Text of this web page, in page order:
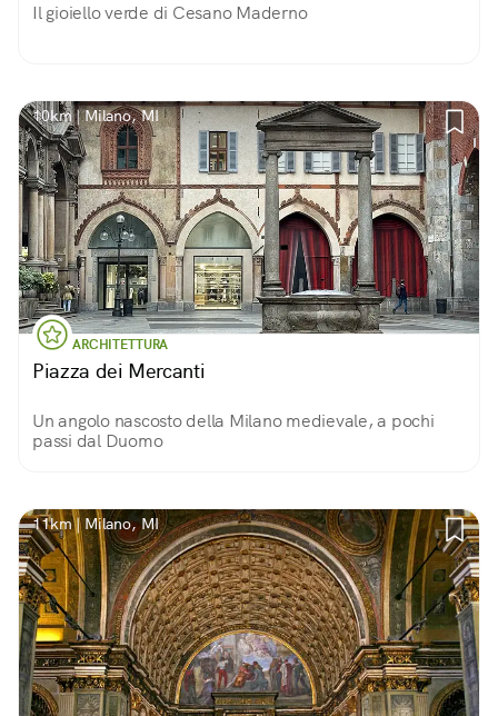
Il gioiello verde di Cesano Maderno
10km | Milano, MI
ARCHITETTURA
Piazza dei Mercanti
Un angolo nascosto della Milano medievale, a pochi
passi dal Duomo
11km | Milano, MI